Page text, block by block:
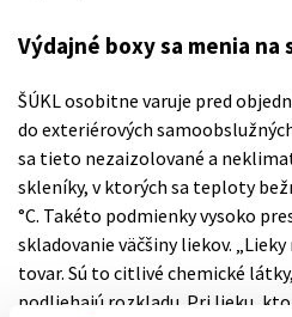
Výdajné boxy sa menia na
ŠÚKL osobitne varuje pred
do exteriérových
sa tieto nezaizolované a
skleníky, v ktorých sa teploty
°C. Takéto podmienky vysoko
skladovanie väčšiny liekov.
tovar. Sú to citlivé chemické
podliehajú rozkladu. Pri lieku,